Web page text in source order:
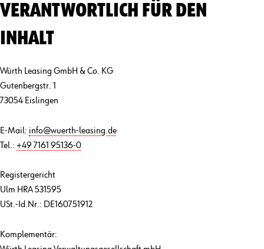
VERANTWORTLICH FÜR DEN
INHALT
Würth Leasing GmbH & Co. KG
Gutenbergstr. 1
73054 Eislingen
E-Mail: info@wuerth-leasing.de
Tel.: +49 7161 95136-0
Registergericht
Ulm HRA 531595
USt.-Id.Nr.: DE160751912
Komplementär: